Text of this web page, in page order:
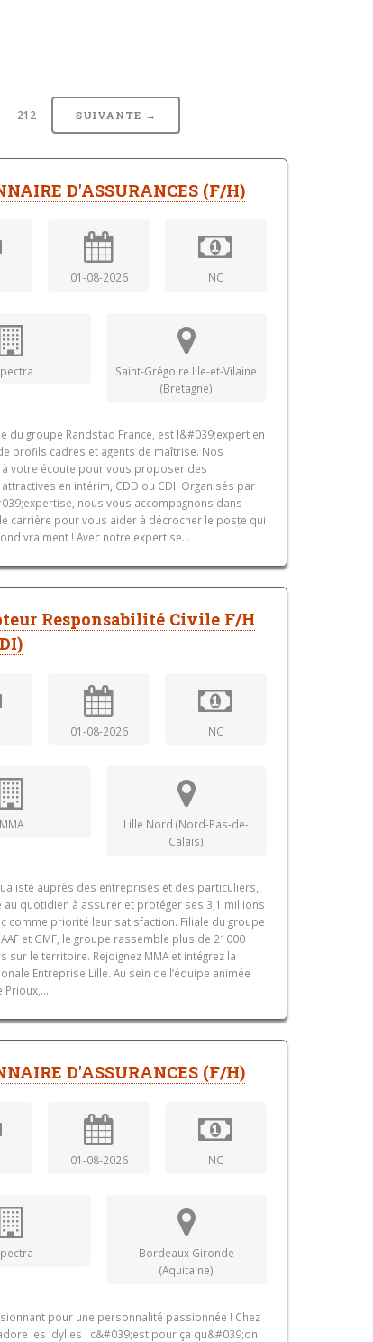
212 SUIVANTE →
D'ASSURANCES (F/H)
01-08-2026 NC
Saint-Grégoire Ille-et-Vilaine
(Bretagne)
du groupe Randstad France, est l&#039;expert en
profils cadres et agents de maîtrise. Nos
votre écoute pour vous proposer des
en intérim, CDD ou CDI. Organisés par
nous vous accompagnons dans
carrière pour vous aider à décrocher le poste qui
vraiment ! Avec notre expertise...
Responsabilité Civile F/H
01-08-2026 NC
MMA
Lille Nord (Nord-Pas-de-
Calais)
auprès des entreprises et des particuliers,
au quotidien à assurer et protéger ses 3,1 millions
comme priorité leur satisfaction. Filiale du groupe
et GMF, le groupe rassemble plus de 21000
sur le territoire. Rejoignez MMA et intégrez la
Entreprise Lille. Au sein de l’équipe animée
Prioux,...
D'ASSURANCES (F/H)
01-08-2026 NC
Bordeaux Gironde
(Aquitaine)
pour une personnalité passionnée ! Chez
les idylles : c&#039;est pour ça qu&#039;on